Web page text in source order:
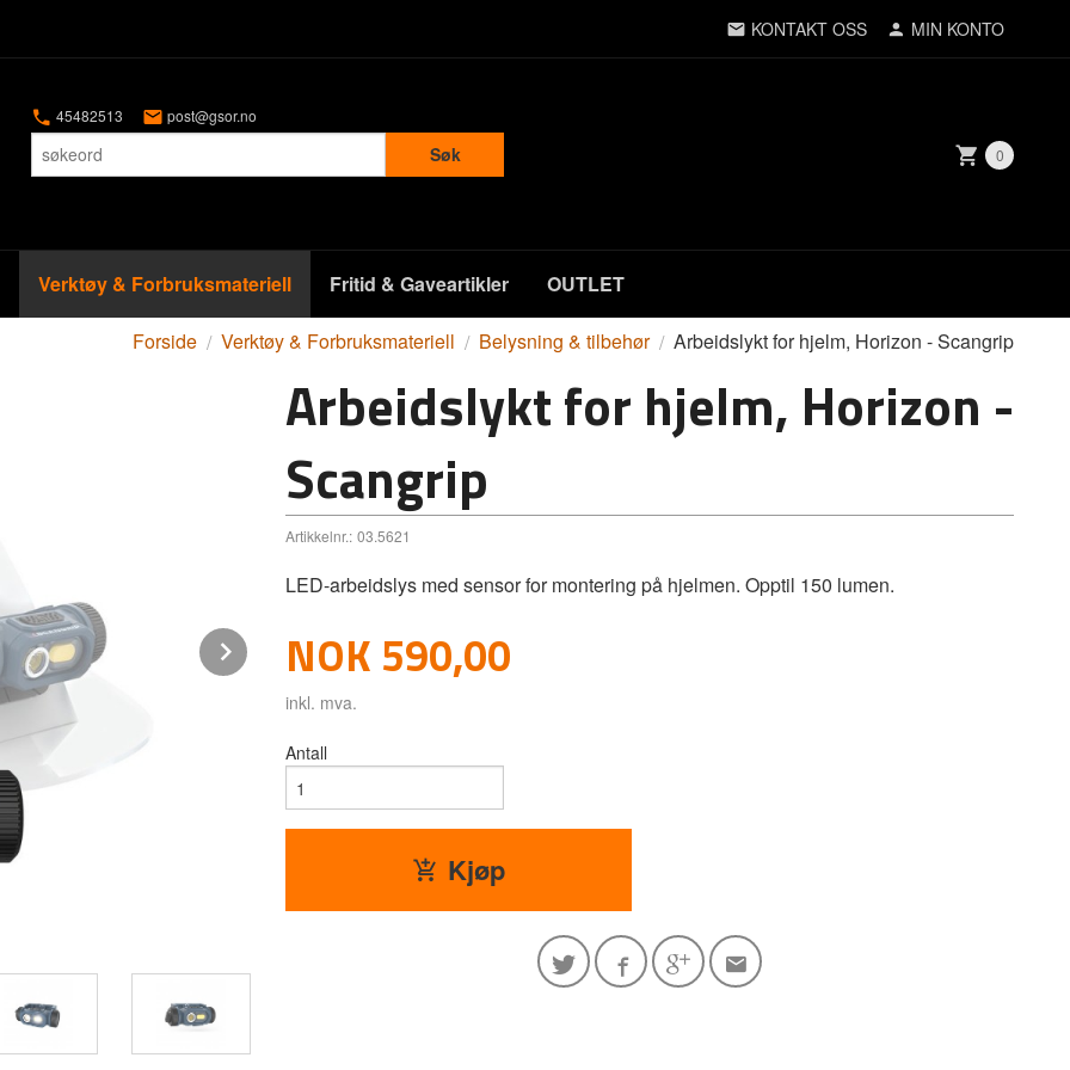
KONTAKT OSS MIN KONTO
45482513 post@gsor.no
Søk 0
Verktøy & Forbruksmateriell Fritid & Gaveartikler OUTLET
Forside Verktøy & Forbruksmateriell Belysning & tilbehør Arbeidslykt for hjelm, Horizon - Scangrip
Next
Arbeidslykt for hjelm, Horizon -
Scangrip
Artikkelnr.: 03.5621
LED-arbeidslys med sensor for montering på hjelmen. Opptil 150 lumen.
Pris
NOK 590,00
inkl. mva.
Antall
Kjøp